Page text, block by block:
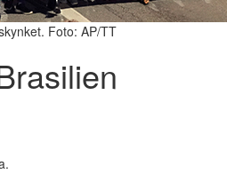
Foto: AP/TT